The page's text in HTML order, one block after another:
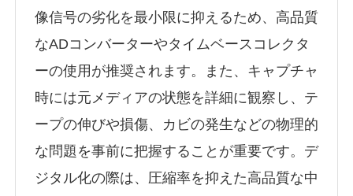
像信号の劣化を最小限に抑えるため、高品質
なADコンバーターやタイムベースコレクタ
ーの使用が推奨されます。また、キャプチャ
時には元メディアの状態を詳細に観察し、テ
ープの伸びや損傷、カビの発生などの物理的
な問題を事前に把握することが重要です。デ
ジタル化の際は、圧縮率を抑えた高品質な中